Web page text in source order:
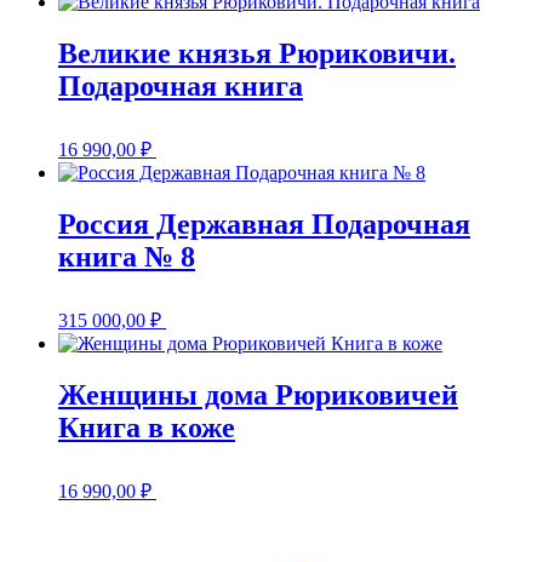
Великие князья Рюриковичи.
Подарочная книга
16 990,00 ₽
Россия Державная Подарочная
книга № 8
315 000,00 ₽
Женщины дома Рюриковичей
Книга в коже
16 990,00 ₽